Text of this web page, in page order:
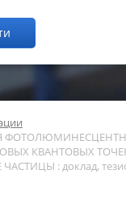
КВАНТОВЫХ
: доклад,